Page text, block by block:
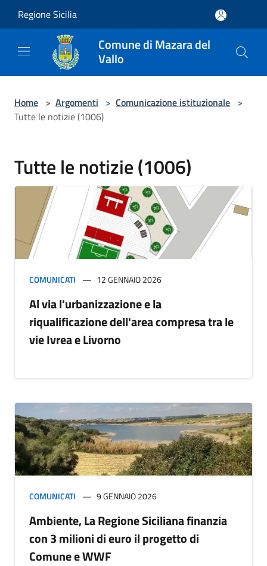
Regione Sicilia
Comune di Mazara del
Vallo
Home > Argomenti > Comunicazione istituzionale >
Tutte le notizie (1006)
Tutte le notizie (1006)
COMUNICATI 12 GENNAIO 2026
Al via l'urbanizzazione e la
riqualificazione dell'area compresa tra le
vie Ivrea e Livorno
COMUNICATI 9 GENNAIO 2026
Ambiente, La Regione Siciliana finanzia
con 3 milioni di euro il progetto di
Comune e WWF